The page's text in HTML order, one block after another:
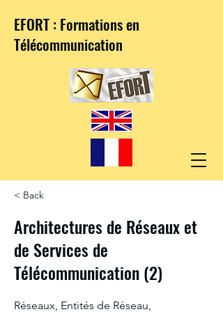
EFORT : Formations en
Télécommunication
< Back
Architectures de Réseaux et
de Services de
Télécommunication (2)
Réseaux, Entités de Réseau,